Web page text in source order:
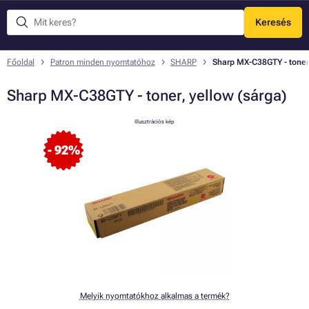
Keresés
Menü
Főoldal Patron minden nyomtatóhoz SHARP Sharp MX-C38GTY -
Sharp MX-C38GTY - toner, yellow (sárga)
- 92%
Illusztrációs kép
Melyik nyomtatókhoz alkalmas a termék?